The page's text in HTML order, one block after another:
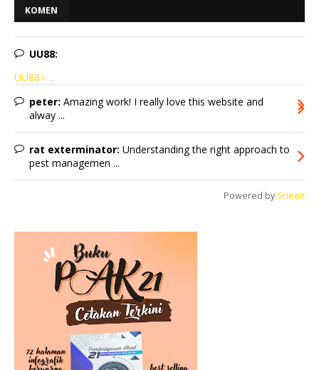
KOMEN
UU88:
UU88< ...
peter: Amazing work! I really love this website and
alway ...
rat exterminator: Understanding the right approach to
pest managemen ...
Powered by Sneeit